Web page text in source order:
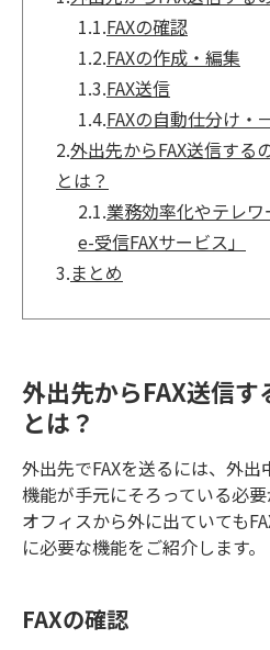
1.1.FAXの確認
1.2.FAXの作成・編集
1.3.FAX送信
1.4.FAXの自動仕分け・
2.外出先からFAX送信する
とは？
2.1.業務効率化やテレ
e-受信FAXサービス」
3.まとめ
外出先からFAX送信
とは？
外出先でFAXを送るには、外出
機能が手元にそろっている必要
オフィスから外に出ていても
に必要な機能をご紹介します。
FAXの確認